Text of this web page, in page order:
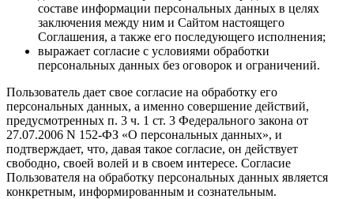
составе информации персональных данных в целях
заключения между ним и Сайтом настоящего
Соглашения, а также его последующего исполнения;
выражает согласие с условиями обработки
персональных данных без оговорок и ограничений.
Пользователь дает свое согласие на обработку его
персональных данных, а именно совершение действий,
предусмотренных п. 3 ч. 1 ст. 3 Федерального закона от
27.07.2006 N 152-ФЗ «О персональных данных», и
подтверждает, что, давая такое согласие, он действует
свободно, своей волей и в своем интересе. Согласие
Пользователя на обработку персональных данных является
конкретным, информированным и сознательным.